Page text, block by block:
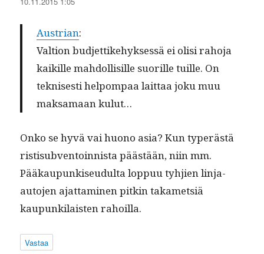
Aus­tri­an:
Val­tion bud­jet­tike­hyk­sessä ei olisi raho­ja
kaikille mah­dol­lisille suo­rille tuille. On
teknis­es­ti helpom­paa lait­taa joku muu
mak­samaan kulut…
Onko se hyvä vai huono asia? Kun type­r­ästä
ris­tisub­ven­toin­nista päästään, niin mm.
Pääkaupunkiseudul­ta lop­puu tyhjien lin­ja-
auto­jen ajat­ta­mi­nen pitkin takamet­siä
kaupunki­lais­ten rahoilla.
Vastaa